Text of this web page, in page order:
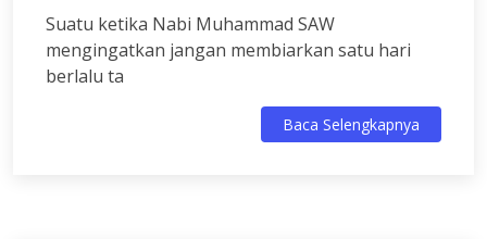
Suatu ketika Nabi Muhammad SAW
mengingatkan jangan membiarkan satu hari
berlalu ta
Baca Selengkapnya